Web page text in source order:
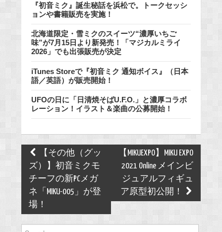
『初音ミク』誕生秘話を浜松で。トークセッシ
ョンや書籍販売を実施！
北海道限定・雪ミクのスイーツ“濃厚いちご
味”が7月15日より新発売！「マジカルミライ
2026」でも出張販売が決定
iTunes Storeで『初音ミク 通知ボイス』（日本
語／英語）が販売開始！
UFOの日に「日清焼そばU.F.O.」と濃厚コラボ
レーション！イラスト＆楽曲の公募開始！
Post
navigation
【その他（グッ
ズ）】初音ミクモ
チーフの新PCメガ
ネ「MIKU-005」が登
場！
【MIKUEXPO】MIKU EXPO
2021 Online メインビ
ジュアルフィギュ
ア原型初公開！